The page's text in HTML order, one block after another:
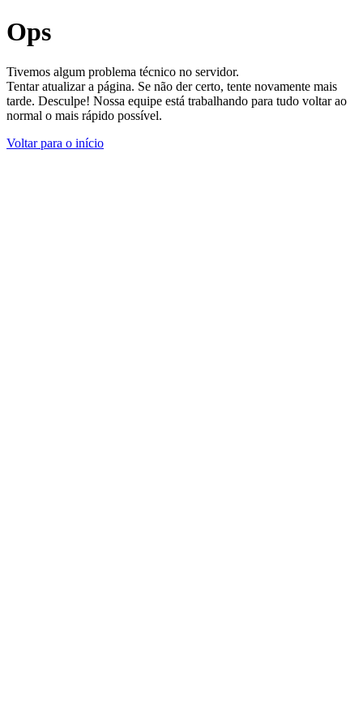
Ops
Tivemos algum problema técnico no servidor.
Tentar atualizar a página. Se não der certo, tente novamente mais
tarde. Desculpe! Nossa equipe está trabalhando para tudo voltar ao
normal o mais rápido possível.
Voltar para o início